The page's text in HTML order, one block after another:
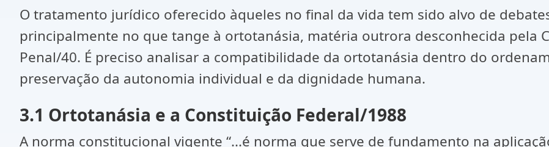
O tratamento jurídico oferecido àqueles no final da vida tem sido alvo de
principalmente no que tange à ortotanásia, matéria outrora desconhecida pela
Penal/40. É preciso analisar a compatibilidade da ortotanásia dentro do
preservação da autonomia individual e da dignidade humana.
3.1 Ortotanásia e a Constituição Federal/1988
A norma constitucional vigente “...é norma que serve de fundamento na